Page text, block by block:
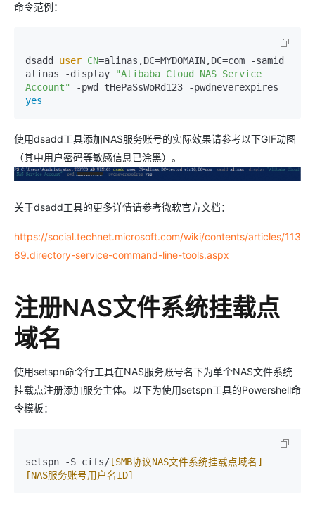
命令范例：
dsadd user CN=alinas,DC=MYDOMAIN,DC=com -samid
alinas -display
"Alibaba Cloud NAS Service
Account"
yes
使用dsadd工具添加NAS服务账号的实际效果请参考以下GIF动图
（其中用户密码等敏感信息已涂黑）。
关于dsadd工具的更多详情请参考微软官方文档：
https://social.technet.microsoft.com/wiki/contents/articles/113
89.directory-service-command-line-tools.aspx
注册NAS文件系统挂载点
域名
使用setspn命令行工具在NAS服务账号名下为单个NAS文件系统
挂载点注册添加服务主体。以下为使用setspn工具的Powershell命
令模板：
setspn -S cifs/ [SMB协议NAS文件系统挂载点域名]
[NAS服务账号用户名ID]